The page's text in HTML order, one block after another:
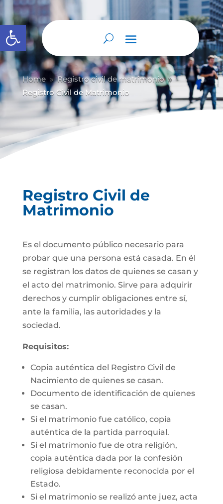
Abrir barra de herramientas
Home 9 Registro civil de matrimonio 9
Registro Civil de Matrimonio
Registro Civil de
Matrimonio
Es el documento público necesario para
probar que una persona está casada. En él
se registran los datos de quienes se casan y
el acto del matrimonio. Sirve para adquirir
derechos y cumplir obligaciones entre sí,
ante la familia, las autoridades y la
sociedad.
Requisitos:
Copia auténtica del Registro Civil de
Nacimiento de quienes se casan.
Documento de identificación de quienes
se casan.
Si el matrimonio fue católico, copia
auténtica de la partida parroquial.
Si el matrimonio fue de otra religión,
copia auténtica dada por la confesión
religiosa debidamente reconocida por el
Estado.
Si el matrimonio se realizó ante juez, acta